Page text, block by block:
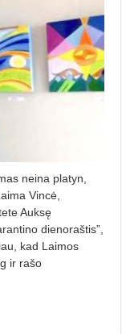
neina platyn,
Vincė,
Auksę
dienoraštis”,
kad Laimos
ir rašo